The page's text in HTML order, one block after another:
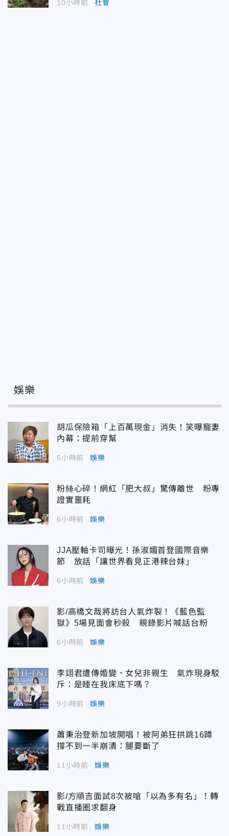
10小時前 社會
娛樂
胡瓜保險箱「上百萬現金」消失！笑曝寵妻
內幕：提前穿幫
5小時前 娛樂
粉絲心碎！網紅「肥大叔」驚傳離世 粉專
證實噩耗
6小時前 娛樂
JJA壓軸卡司曝光！孫淑媚首登國際音樂
節 放話「讓世界看見正港辣台妹」
6小時前 娛樂
影/高橋文哉將訪台人氣炸裂！《藍色監
獄》5場見面會秒殺 親錄影片喊話台粉
6小時前 娛樂
李翊君遭傳婚變、女兒非親生 氣炸現身駁
斥：是睡在我床底下嗎？
9小時前 娛樂
蕭秉治登新加坡開唱！被阿弟狂拱跳16蹲
撐不到一半崩潰：腿要斷了
11小時前 娛樂
影/方順吉面試8次被嗆「以為多有名」！轉
戰直播圈求翻身
11小時前 娛樂